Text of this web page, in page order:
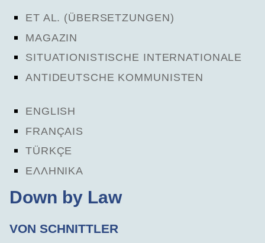
ET AL. (ÜBERSETZUNGEN)
MAGAZIN
SITUATIONISTISCHE INTERNATIONALE
ANTIDEUTSCHE KOMMUNISTEN
ENGLISH
FRANÇAIS
TÜRKÇE
ΕΛΛΗΝΙΚΑ
Down by Law
VON SCHNITTLER